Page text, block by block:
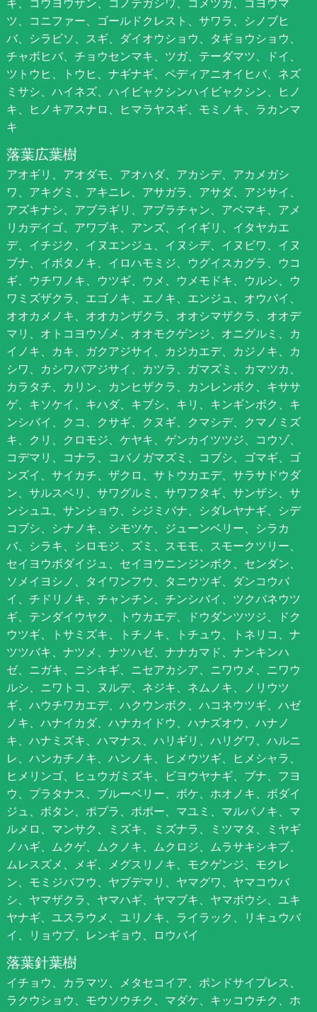
ツ、コニファー、ゴールドクレスト、サワラ、シノブヒ
バ、シラビソ、スギ、ダイオウショウ、タギョウショウ、
チャボヒバ、チョウセンマキ、ツガ、テーダマツ、ドイ、
ツトウヒ、トウヒ、ナギナギ、ペディアニオイヒバ、ネズ
ミサシ、ハイネズ、ハイビャクシンハイビャクシン、ヒノ
キ、ヒノキアスナロ、ヒマラヤスギ、モミノキ、ラカンマ
キ
落葉広葉樹
アオギリ、アオダモ、アオハダ、アカシデ、アカメガシ
ワ、アキグミ、アキニレ、アサガラ、アサダ、アジサイ、
アズキナシ、アブラギリ、アブラチャン、アベマキ、アメ
リカデイゴ、アワブキ、アンズ、イイギリ、イタヤカエ
デ、イチジク、イヌエンジュ、イヌシデ、イヌビワ、イヌ
ブナ、イボタノキ、イロハモミジ、ウグイスカグラ、ウコ
ギ、ウチワノキ、ウツギ、ウメ、ウメモドキ、ウルシ、ウ
ワミズザクラ、エゴノキ、エノキ、エンジュ、オウバイ、
オオカメノキ、オオカンザクラ、オオシマザクラ、オオデ
マリ、オトコヨウゾメ、オオモクゲンジ、オニグルミ、カ
イノキ、カキ、ガクアジサイ、カジカエデ、カジノキ、カ
シワ、カシワバアジサイ、カツラ、ガマズミ、カマツカ、
カラタチ、カリン、カンヒザクラ、カンレンボク、キササ
ゲ、キソケイ、キハダ、キブシ、キリ、キンギンボク、キ
ンシバイ、クコ、クサギ、クヌギ、クマシデ、クマノミズ
キ、クリ、クロモジ、ケヤキ、ゲンカイツツジ、コウゾ、
コデマリ、コナラ、コバノガマズミ、コブシ、ゴマギ、ゴ
ンズイ、サイカチ、ザクロ、サトウカエデ、サラサドウダ
ン、サルスベリ、サワグルミ、サワフタギ、サンザシ、サ
ンシュユ、サンショウ、シジミバナ、シダレヤナギ、シデ
コブシ、シナノキ、シモツケ、ジューンベリー、シラカ
バ、シラキ、シロモジ、ズミ、スモモ、スモークツリー、
セイヨウボダイジュ、セイヨウニンジンボク、センダン、
ソメイヨシノ、タイワンフウ、タニウツギ、ダンコウバ
イ、チドリノキ、チャンチン、チンシバイ、ツクバネウツ
ギ、テンダイウヤク、トウカエデ、ドウダンツツジ、ドク
ウツギ、トサミズキ、トチノキ、トチュウ、トネリコ、ナ
ツツバキ、ナツメ、ナツハゼ、ナナカマド、ナンキンハ
ゼ、ニガキ、ニシキギ、ニセアカシア、ニワウメ、ニワウ
ルシ、ニワトコ、ヌルデ、ネジキ、ネムノキ、ノリウツ
ギ、ハウチワカエデ、ハクウンボク、ハコネウツギ、ハゼ
ノキ、ハナイカダ、ハナカイドウ、ハナズオウ、ハナノ
キ、ハナミズキ、ハマナス、ハリギリ、ハリグワ、ハルニ
レ、ハンカチノキ、ハンノキ、ヒメウツギ、ヒメシャラ、
ヒメリンゴ、ヒュウガミズキ、ビヨウヤナギ、ブナ、フヨ
ウ、プラタナス、ブルーベリー、ボケ、ホオノキ、ボダイ
ジュ、ボタン、ポプラ、ポポー、マユミ、マルバノキ、マ
ルメロ、マンサク、ミズキ、ミズナラ、ミツマタ、ミヤギ
ノハギ、ムクゲ、ムクノキ、ムクロジ、ムラサキシキブ、
ムレスズメ、メギ、メグスリノキ、モクゲンジ、モクレ
ン、モミジバフウ、ヤブデマリ、ヤマグワ、ヤマコウバ
シ、ヤマザクラ、ヤマハギ、ヤマブキ、ヤマボウシ、ユキ
ヤナギ、ユスラウメ、ユリノキ、ライラック、リキュウバ
イ、リョウブ、レンギョウ、ロウバイ
落葉針葉樹
イチョウ、カラマツ、メタセコイア、ポンドサイプレス、
ラクウショウ、モウソウチク、マダケ、キッコウチク、ホ